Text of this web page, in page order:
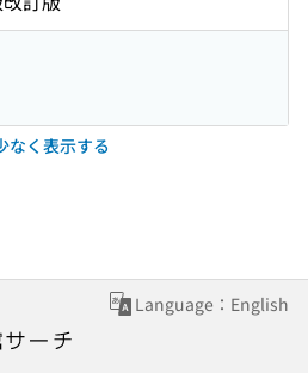
なく表示する
Language：English